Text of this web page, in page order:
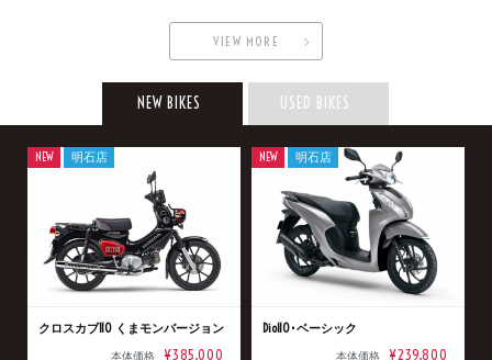
VIEW MORE
NEW BIKES USED BIKES
クロスカブ110 くまモンバージョン
本体価格 ¥385,000
NEW 明石店
Dio110･ベーシック
本体価格 ¥239,800
NEW 明石店